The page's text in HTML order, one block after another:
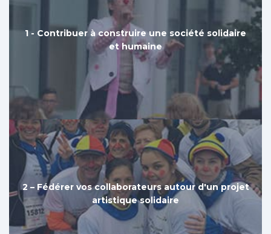
1 - Contribuer à construire une société solidaire
et humaine
1 - Contribuer à construire une société solidaire
et humaine
2 – Fédérer vos collaborateurs autour d'un projet
artistique solidaire
2 – Fédérer vos collaborateurs autour d'un projet
artistique solidaire